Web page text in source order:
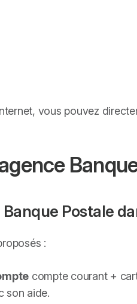
vous pouvez
Postale
:
compte courant +
son aide.